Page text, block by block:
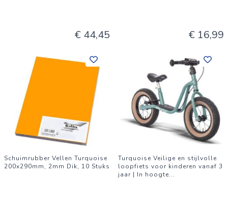
€ 44,45 € 16,99
Schuimrubber Vellen Turquoise
200x290mm, 2mm Dik, 10 Stuks
Turquoise Veilige en stijlvolle
loopfiets voor kinderen vanaf 3
jaar | In hoogte...